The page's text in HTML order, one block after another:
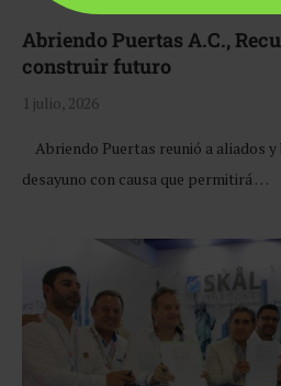
Abriendo Puertas A.C.,
construir futuro
1 julio, 2026
Abriendo Puertas reunió a aliados
desayuno con causa que permitirá …